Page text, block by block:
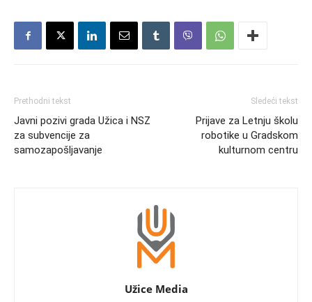
Prethodni tekst
Javni pozivi grada Užica i NSZ
za subvencije za
samozapošljavanje
Sledeći tekst
Prijave za Letnju školu
robotike u Gradskom
kulturnom centru
Užice Media